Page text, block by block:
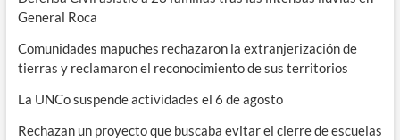
General Roca
Comunidades mapuches rechazaron la extranjerización de
tierras y reclamaron el reconocimiento de sus territorios
La UNCo suspende actividades el 6 de agosto
Rechazan un proyecto que buscaba evitar el cierre de escuelas